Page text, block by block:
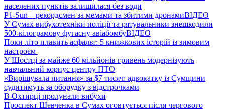
населених пунктів залишилася без води
P1-Sun – рекордсмен за мемами та збитими дронамиВІДЕО
У Сумах вибухотехніки поліції та рятувальники знешкодили
500-кілограмову фугасну авіабомбуВІДЕО
Поки літо плавить асфальт: 5 книжкових історій із зимовим
настроєм
У Шостці за майже 60 мільйонів гривень модернізують
навчальний корпус центру ПТО
«Вирішувала питання» за $7 тисяч: адвокатку із Сумщини
судитимуть за оборудку з відстрочками
В Охтирці пролунали вибухи
Проспект Шевченка в Сумах оговтується після чергового